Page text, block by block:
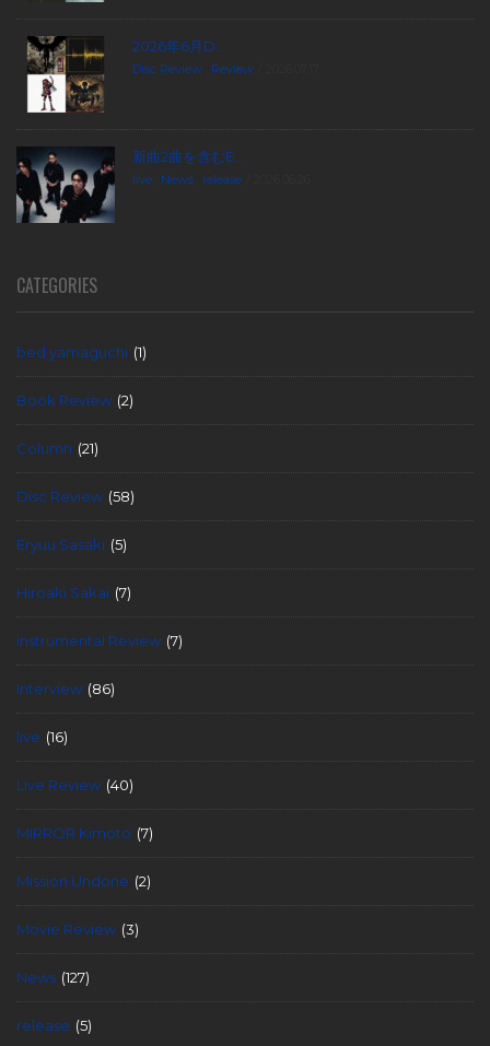
2026年6月D...
Disc Review Review
新曲2曲を含むE...
live News release
CATEGORIES
bed yamaguchi (1)
Book Review (2)
Column (21)
Disc Review (58)
Eryuu Sasaki (5)
Hiroaki Sakai (7)
instrumental Review (7)
Interview (86)
live (16)
Live Review (40)
MIRROR Kimoto (7)
Mission Undone (2)
Movie Review (3)
News (127)
release (5)